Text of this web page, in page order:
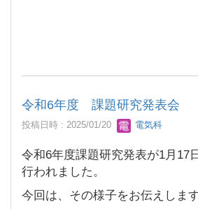
令和6年度 課題研究発表会
投稿日時 : 2025/01/20 電気科
令和6年度課題研究発表が1月17
行われました。
今回は、その様子をお伝えします